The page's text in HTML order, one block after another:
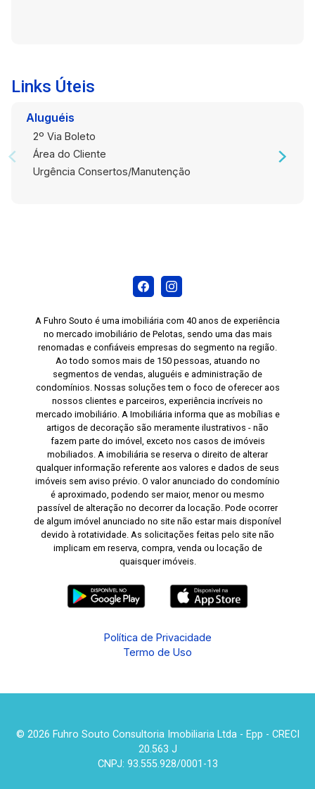
Links Úteis
Aluguéis
2º Via Boleto
Área do Cliente
Urgência Consertos/Manutenção
A Fuhro Souto é uma imobiliária com 40 anos de experiência
no mercado imobiliário de Pelotas, sendo uma das mais
renomadas e confiáveis empresas do segmento na região.
Ao todo somos mais de 150 pessoas, atuando no
segmentos de vendas, aluguéis e administração de
condomínios. Nossas soluções tem o foco de oferecer aos
nossos clientes e parceiros, experiência incríveis no
mercado imobiliário. A Imobiliária informa que as mobílias e
artigos de decoração são meramente ilustrativos - não
fazem parte do imóvel, exceto nos casos de imóveis
mobiliados. A imobiliária se reserva o direito de alterar
qualquer informação referente aos valores e dados de seus
imóveis sem aviso prévio. O valor anunciado do condomínio
é aproximado, podendo ser maior, menor ou mesmo
passível de alteração no decorrer da locação. Pode ocorrer
de algum imóvel anunciado no site não estar mais disponível
devido à rotatividade. As solicitações feitas pelo site não
implicam em reserva, compra, venda ou locação de
quaisquer imóveis.
Política de Privacidade
Termo de Uso
© 2026 Fuhro Souto Consultoria Imobiliaria Ltda - Epp - CRECI
20.563 J
CNPJ: 93.555.928/0001-13